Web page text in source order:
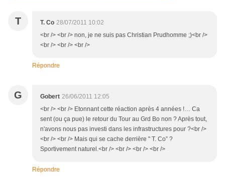
T T. Co 28/07/2011 10:02
<br /> <br /> non, je ne suis pas Christian Prudhomme ;)<br />
<br /> <br /> <br />
Répondre
G Gobert 26/06/2011 12:05
<br /> <br /> Etonnant cette réaction après 4 années !… Ca
sent (ou ça pue) le retour du Tour au Grd Bo non ? Après tout,
n'avons nous pas investi dans les infrastructures pour ?<br />
<br /> <br /> Mais qui se cache derrière " T. Co” ?
Sportivement naturel.<br /> <br /> <br /> <br />
Répondre